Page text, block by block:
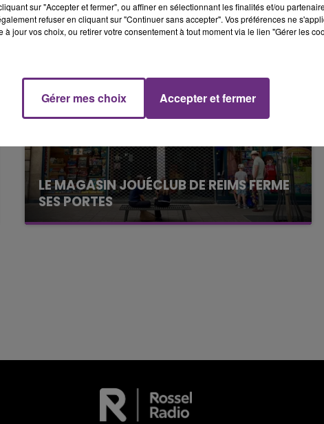
LE MAGASIN JOUÉCLUB DE REIMS FERME
SES PORTES
C'était l'une des institutions du centre-ville
11h00 - 16h00
Le week-end Champagne FM
sur "Accepter et fermer", ou affiner en sélectionnant les finalités et/ou
refuser en cliquant sur "Continuer sans accepter". Vos préférences ne
à jour vos choix, ou retirer votre consentement à tout moment via le lien "Gérer les
Gérer mes choix Accepter et fermer